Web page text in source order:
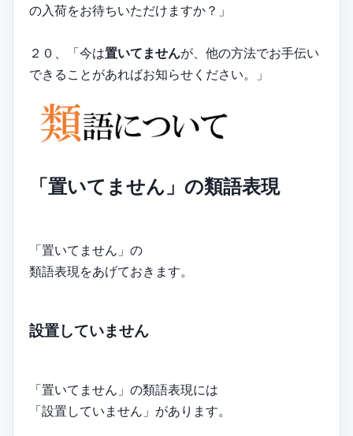
の入荷をお待ちいただけますか？」
２０、「今は置いてませんが、他の方法でお手伝い
できることがあればお知らせください。」
「置いてません」の類語表現
「置いてません」の
類語表現をあげておきます。
設置していません
「置いてません」の類語表現には
「設置していません」があります。